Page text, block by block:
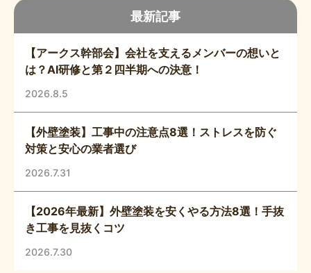
最新記事
【アークス幹部会】会社を支えるメンバーの想いと
は？AI研修と第２四半期への決意！
2026.8.5
【外壁塗装】工事中の注意点8選！ストレスを防ぐ
対策と安心の業者選び
2026.7.31
【2026年最新】外壁塗装を安くやる方法8選！手抜
き工事を見抜くコツ
2026.7.30